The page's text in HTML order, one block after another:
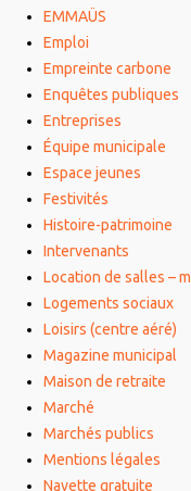
EMMAÜS
Emploi
Empreinte carbone
Enquêtes publiques
Entreprises
Équipe municipale
Espace jeunes
Festivités
Histoire-patrimoine
Intervenants
Location de salles –
Logements sociaux
Loisirs (centre aéré)
Magazine municipal
Maison de retraite
Marché
Marchés publics
Mentions légales
Navette gratuite